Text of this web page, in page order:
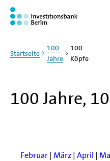
Zum Haupinhalt springen
Startseite
100
Jahre
100
Köpfe
100 Jahre,
Februar| März| April |
Personen im Mai